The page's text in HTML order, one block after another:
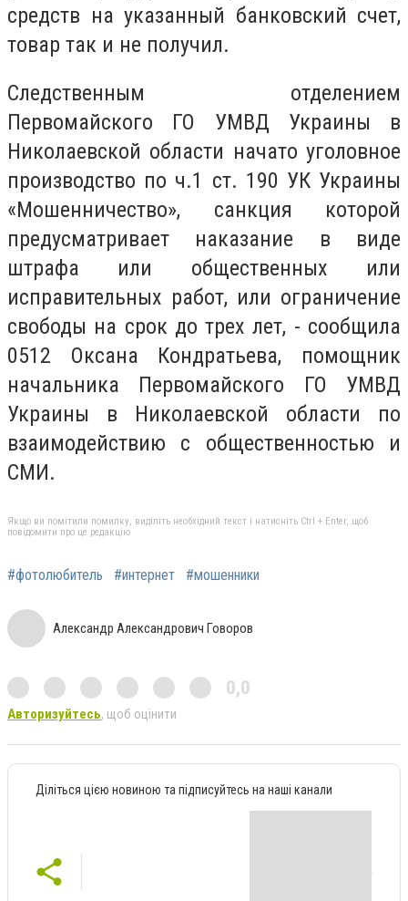
средств на указанный банковский счет,
товар так и не получил.
Следственным отделением
Первомайского ГО УМВД Украины в
Николаевской области начато уголовное
производство по ч.1 ст. 190 УК Украины
«Мошенничество», санкция которой
предусматривает наказание в виде
штрафа или общественных или
исправительных работ, или ограничение
свободы на срок до трех лет, - сообщила
0512 Оксана Кондратьева, помощник
начальника Первомайского ГО УМВД
Украины в Николаевской области по
взаимодействию с общественностью и
СМИ.
Якщо ви помітили помилку, виділіть необхідний текст і натисніть Ctrl + Enter, щоб
повідомити про це редакцію
#фотолюбитель #интернет #мошенники
Александр Александрович Говоров
0,0
Авторизуйтесь, щоб оцінити
Діліться цією новиною та підписуйтесь на наші канали